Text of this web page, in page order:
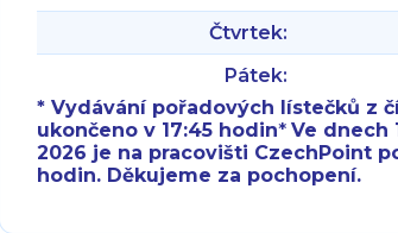
Čtvrtek:
Pátek:
* Vydávání pořadových lístečků z
ukončeno v 17:45 hodin*Ve dnech
2026 je na pracovišti CzechPoint
hodin. Děkujeme za pochopení.